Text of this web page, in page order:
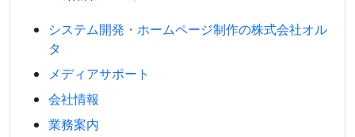
システム開発・ホームページ制作の株式会社オル
タ
メディアサポート
会社情報
業務案内